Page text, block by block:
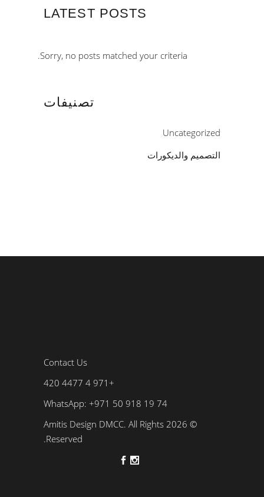
LATEST POSTS
Sorry, no posts matched your criteria.
تصنيفات
Uncategorized
التصميم والديكورات
Contact Us
+971 4 4477 420
WhatsApp: +971 50 918 19 74
© 2026 Amitis Design DMCC. All Rights
Reserved.